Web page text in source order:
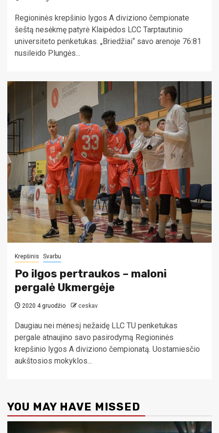
Regioninės krepšinio lygos A diviziono čempionate
šeštą nesėkmę patyrė Klaipėdos LCC Tarptautinio
universiteto penketukas. „Briedžiai“ savo arenoje 76:81
nusileido Plungės...
Krepšinis Svarbu
Po ilgos pertraukos – maloni
pergalė Ukmergėje
2020 4 gruodžio ceskav
Daugiau nei mėnesį nežaidę LLC TU penketukas
pergale atnaujino savo pasirodymą Regioninės
krepšinio lygos A diviziono čempionatą. Uostamiesčio
aukštosios mokyklos...
YOU MAY HAVE MISSED